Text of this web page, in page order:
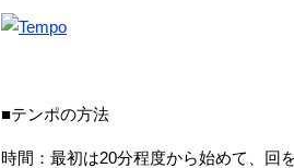
■テンポの方法
時間：最初は20分程度から始めて、回